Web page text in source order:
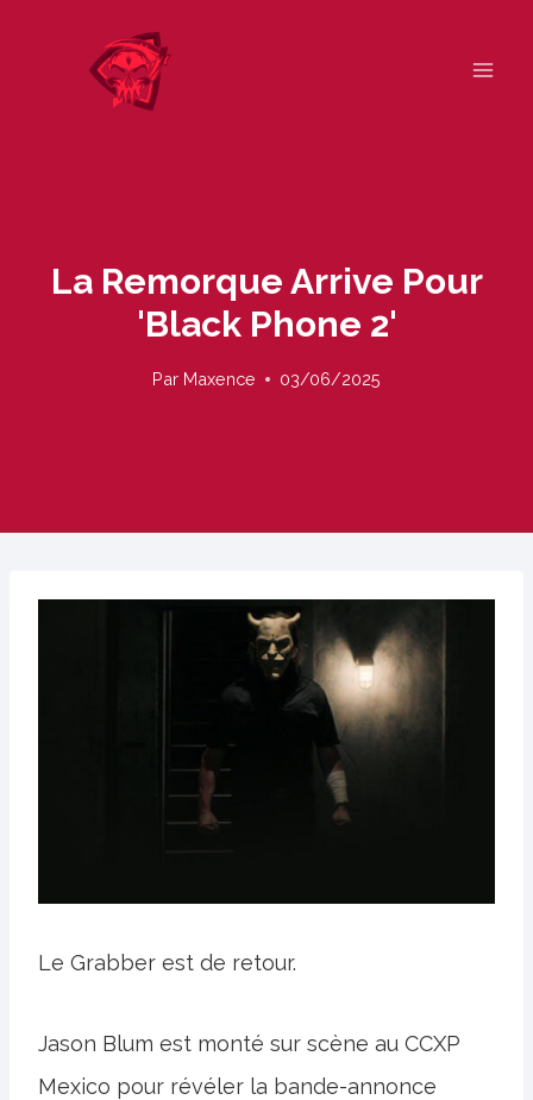
La Remorque Arrive Pour
'Black Phone 2'
Par Maxence 03/06/2025
Le Grabber est de retour.
Jason Blum est monté sur scène au CCXP
Mexico pour révéler la bande-annonce